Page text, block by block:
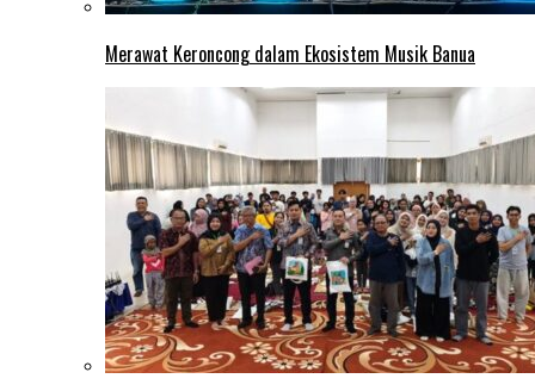
Merawat Keroncong dalam Ekosistem Musik Banua